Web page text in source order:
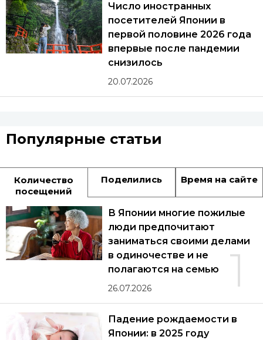
Число иностранных
посетителей Японии в
первой половине 2026 года
впервые после пандемии
снизилось
20.07.2026
Популярные статьи
Количество
посещений
Поделились Время на сайте
1
В Японии многие пожилые
люди предпочитают
заниматься своими делами
в одиночестве и не
полагаются на семью
26.07.2026
Падение рождаемости в
Японии: в 2025 году